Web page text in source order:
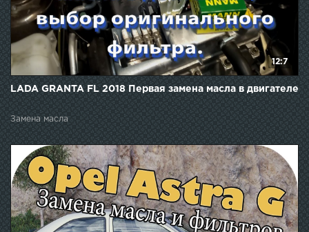
12:7
LADA GRANTA FL 2018 Первая замена масла в двигателе
Замена масла